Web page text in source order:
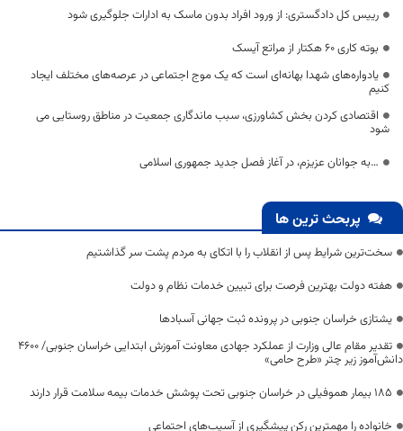
رییس کل دادگستری: از ورود افراد بدون ماسک به ادارات جلوگیری شود
بوته کاری 60 هکتار از مراتع آیسک
یادواره‌های شهدا بهانه‌ای‌ است که یک موج اجتماعی در عرصه‌های مختلف ایجاد
کنیم
اقتصادی کردن بخش کشاورزی، سبب ماندگاری جمعیت در مناطق روستایی می
شود
…به جوانان عزیزم، در آغاز فصل جدید جمهوری اسلامی
پربحث ترین ها
سخت‌ترین شرایط پس از انقلاب را با اتکای به مردم پشت سر گذاشتیم
هفته دولت بهترین فرصت برای تبیین خدمات نظام و دولت
یشتازی خراسان جنوبی در پرونده ثبت جهانی آسبادها
تقدیر مقام عالی وزارت از عملکرد جهادی معاونت آموزش ابتدایی خراسان جنوبی/ ۴۶۰۰
دانش‌آموز زیر چتر «طرح حامی»
۱۸۵ بیمار هموفیلی در خراسان جنوبی تحت پوشش خدمات بیمه سلامت قرار دارند
خانواده را مهمترین رکن پیشگیری از آسیب‌های اجتماعی